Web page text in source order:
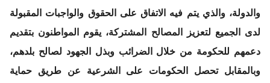
والدولة، والذي يتم فيه الاتفاق على الحقوق والواجبات المقبولة
لدى الجميع لتعزيز المصالح المشتركة، يقوم المواطنون بتقديم
دعمهم للحكومة من خلال الضرائب وبذل الجهود لصالح بلدهم،
وبالمقابل تحصل الحكومات على الشرعية عن طريق حماية